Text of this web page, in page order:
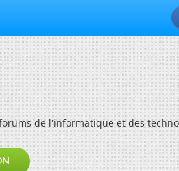
de l'informatique et des